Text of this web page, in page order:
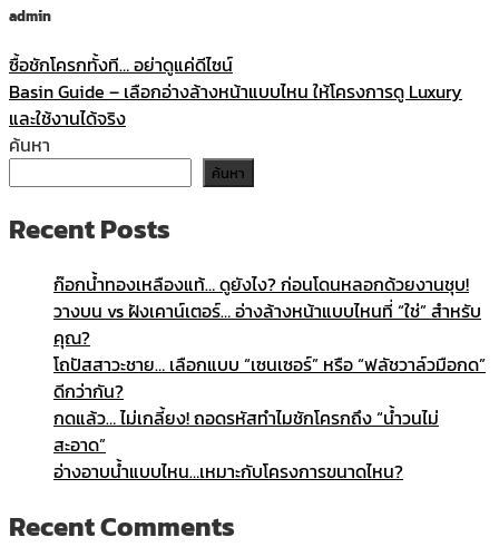
admin
ซื้อชักโครกทั้งที… อย่าดูแค่ดีไซน์
Basin Guide – เลือกอ่างล้างหน้าแบบไหน ให้โครงการดู Luxury
และใช้งานได้จริง
ค้นหา
ค้นหา
Recent Posts
ก๊อกน้ำทองเหลืองแท้… ดูยังไง? ก่อนโดนหลอกด้วยงานชุบ!
วางบน vs ฝังเคาน์เตอร์… อ่างล้างหน้าแบบไหนที่ “ใช่” สำหรับ
คุณ?
โถปัสสาวะชาย… เลือกแบบ “เซนเซอร์” หรือ “ฟลัชวาล์วมือกด”
ดีกว่ากัน?
กดแล้ว… ไม่เกลี้ยง! ถอดรหัสทำไมชักโครกถึง “น้ำวนไม่
สะอาด”
อ่างอาบน้ำแบบไหน…เหมาะกับโครงการขนาดไหน?
Recent Comments